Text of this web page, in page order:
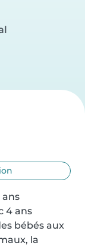
ans
4 ans
bébés aux
la